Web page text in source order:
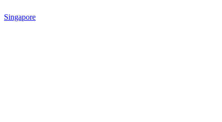
Singapore